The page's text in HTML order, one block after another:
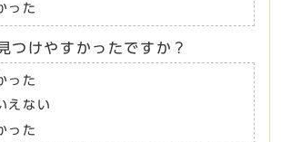
った
つけやすかったですか？
った
えない
った